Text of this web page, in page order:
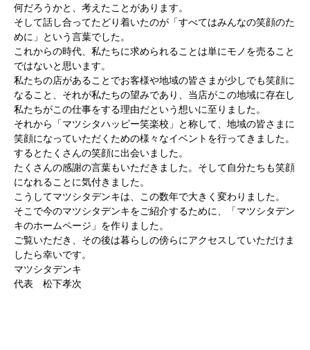
何だろうかと、考えたことがあります。
そして話し合ってたどり着いたのが「すべてはみんなの笑顔のた
めに」という言葉でした。
これからの時代、私たちに求められることは単にモノを売ること
ではないと思います。
私たちの店があることでお客様や地域の皆さまが少しでも笑顔に
なること、それが私たちの望みであり、当店がこの地域に存在し
私たちがこの仕事をする理由だという想いに至りました。
それから「マツシタハッピー笑楽校」と称して、地域の皆さまに
笑顔になっていただくための様々なイベントを行ってきました。
するとたくさんの笑顔に出会いました。
たくさんの感謝の言葉もいただきました。そして自分たちも笑顔
になれることに気付きました。
こうしてマツシタデンキは、この数年で大きく変わりました。
そこで今のマツシタデンキをご紹介するために、「マツシタデン
キのホームページ」を作りました。
ご覧いただき、その後は暮らしの傍らにアクセスしていただけま
したら幸いです。
マツシタデンキ
代表 松下孝次